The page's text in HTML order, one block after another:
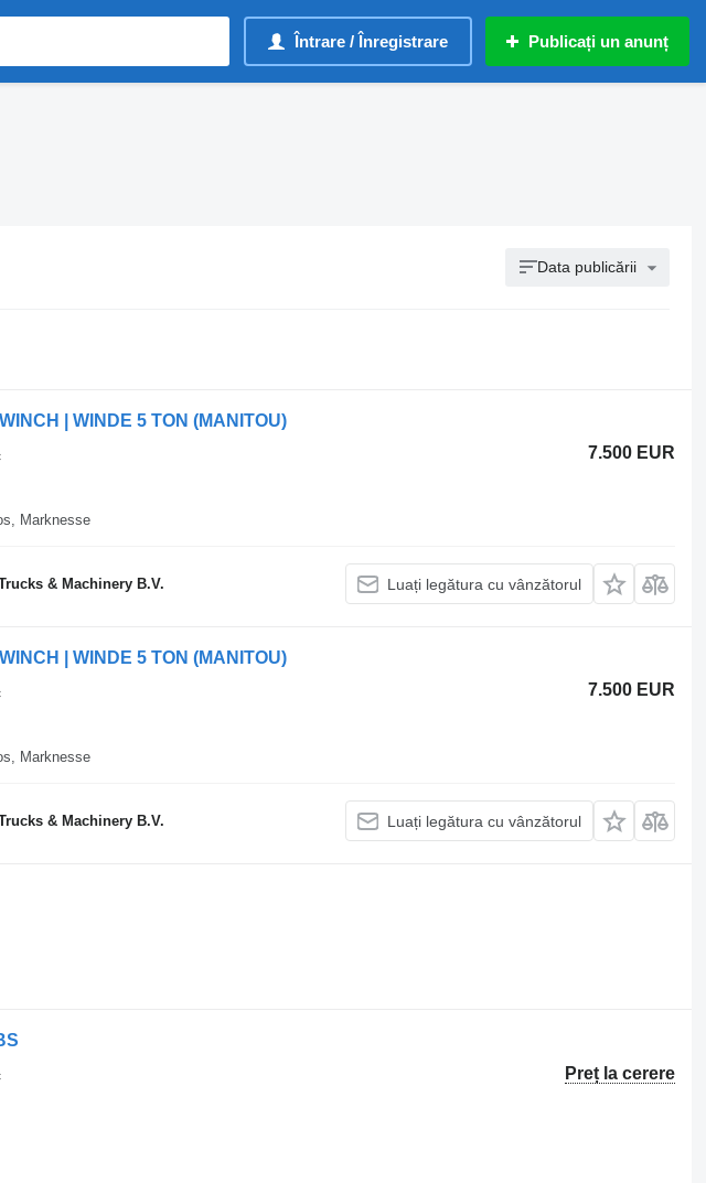
Întrare / Înregistrare Publicați un anunț
Data publicării
| WINDE 5 TON (MANITOU)
7.500 EUR
Marknesse
& Machinery B.V. Luați legătura cu vânzătorul
| WINDE 5 TON (MANITOU)
7.500 EUR
Marknesse
& Machinery B.V. Luați legătura cu vânzătorul
Preț la cerere